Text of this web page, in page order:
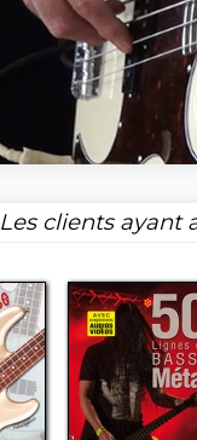
Les clients ayant